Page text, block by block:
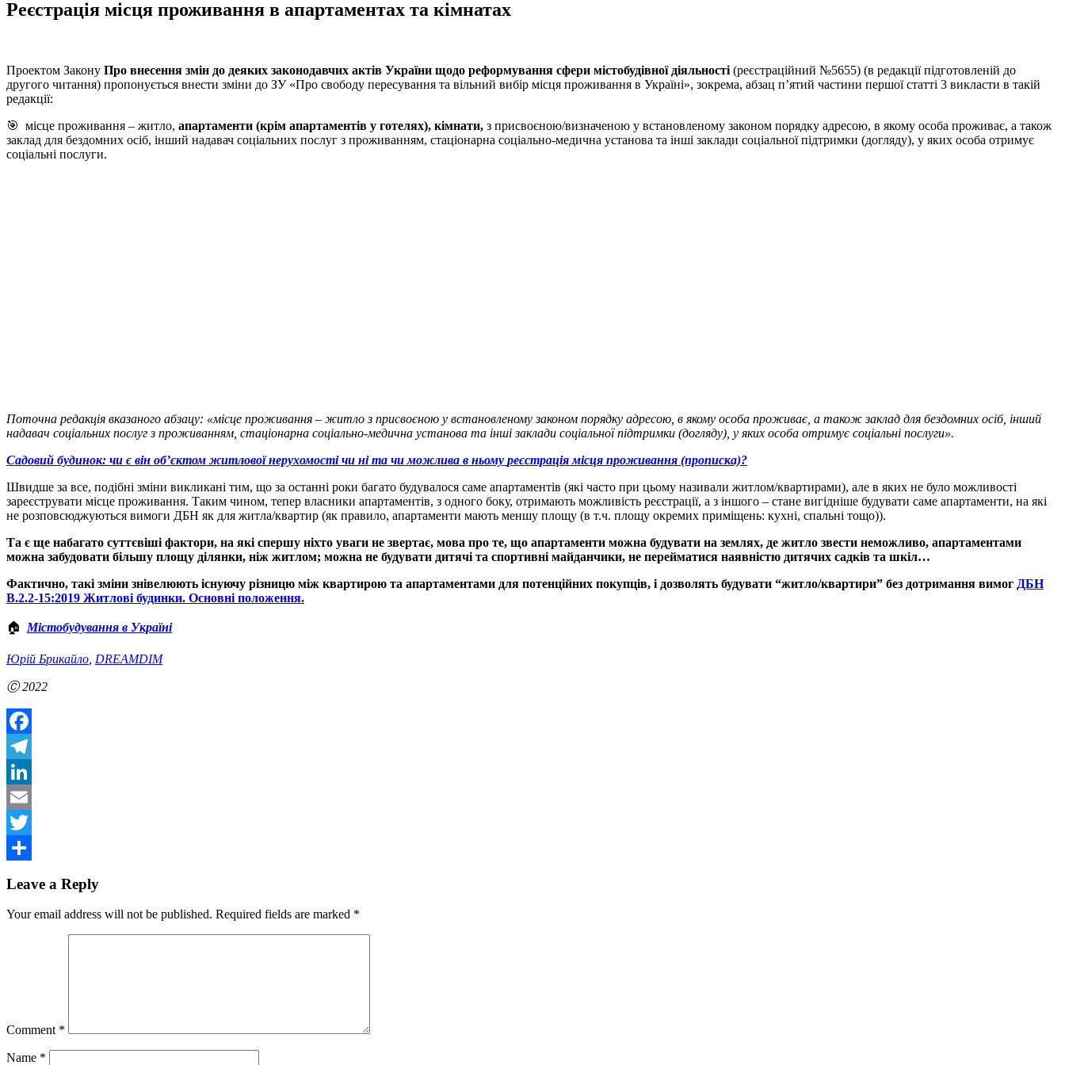
Реєстрація місця проживання в апартаментах та кімнатах
Проектом Закону Про внесення змін до деяких законодавчих актів України щодо реформування сфери містобудівної діяльності (реєстраційний №5655) (в редакції підготовленій до
другого читання) пропонується внести зміни до ЗУ «Про свободу пересування та вільний вибір місця проживання в Україні», зокрема, абзац п’ятий частини першої статті 3 викласти в такій
редакції:
🎯 місце проживання – житло, апартаменти (крім апартаментів у готелях), кімнати, з присвоєною/визначеною у встановленому законом порядку адресою, в якому особа проживає, а також
заклад для бездомних осіб, інший надавач соціальних послуг з проживанням, стаціонарна соціально-медична установа та інші заклади соціальної підтримки (догляду), у яких особа отримує
соціальні послуги.
Поточна редакція вказаного абзацу: «місце проживання – житло з присвоєною у встановленому законом порядку адресою, в якому особа проживає, а також заклад для бездомних осіб, інший
надавач соціальних послуг з проживанням, стаціонарна соціально-медична установа та інші заклади соціальної підтримки (догляду), у яких особа отримує соціальні послуги».
Садовий будинок: чи є він об’єктом житлової нерухомості чи ні та чи можлива в ньому реєстрація місця проживання (прописка)?
Швидше за все, подібні зміни викликані тим, що за останні роки багато будувалося саме апартаментів (які часто при цьому називали житлом/квартирами), але в яких не було можливості
зареєструвати місце проживання. Таким чином, тепер власники апартаментів, з одного боку, отримають можливість реєстрації, а з іншого – стане вигідніше будувати саме апартаменти, на які
не розповсюджуються вимоги ДБН як для житла/квартир (як правило, апартаменти мають меншу площу (в т.ч. площу окремих приміщень: кухні, спальні тощо)).
Та є ще набагато суттєвіші фактори, на які спершу ніхто уваги не звертає, мова про те, що апартаменти можна будувати на землях, де житло звести неможливо, апартаментами
можна забудовати більшу площу ділянки, ніж житлом; можна не будувати дитячі та спортивні майданчики, не перейматися наявністю дитячих садків та шкіл…
Фактично, такі зміни знівелюють існуючу різницю між квартирою та апартаментами для потенційних покупців, і дозволять будувати “житло/квартири” без дотримання вимог ДБН
В.2.2-15:2019 Житлові будинки. Основні положення.
🏠 Містобудування в Україні
Юрій Брикайло DREAMDIM
Ⓒ 2022
Facebook
Telegram
LinkedIn
Email
Twitter
Leave a Reply
Your email address will not be published. Required fields are marked *
Comment *
Name *